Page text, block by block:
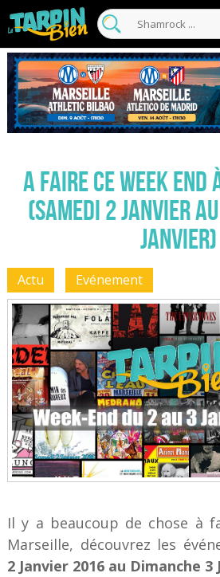
A faire ce week end
(Samedi 2 Janvier
Janvier)
Actu Evénement
Il y a beaucoup de chose à
Marseille, découvrez les
2 Janvier 2016 au Dimanche 3